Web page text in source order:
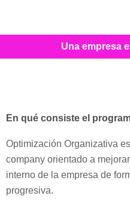
Una empresa
En qué consiste el
Optimización Organizativa
company orientado a
interno de la empresa de
progresiva.